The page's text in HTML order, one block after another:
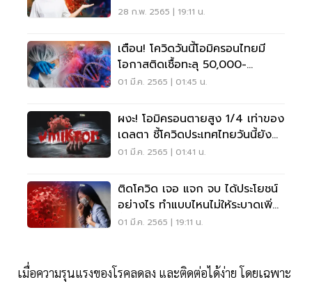
รับมือยังไง
28 ก.พ. 2565 | 19:11 น.
เตือน! โควิดวันนี้โอมิครอนไทยมี
โอกาสติดเชื้อทะลุ 50,000-
100,000 ราย/วัน
01 มี.ค. 2565 | 01:45 น.
ผงะ! โอมิครอนตายสูง 1/4 เท่าของ
เดลตา ชี้โควิดประเทศไทยวันนี้ยัง
เข้าใจผิด
01 มี.ค. 2565 | 01:41 น.
ติดโควิด เจอ แจก จบ ได้ประโยชน์
อย่างไร ทำแบบไหนไม่ให้ระบาดเพิ่ม
ขึ้น เช็กเลย
01 มี.ค. 2565 | 19:11 น.
เมื่อความรุนแรงของโรคลดลง และติดต่อได้ง่าย โดยเฉพาะ